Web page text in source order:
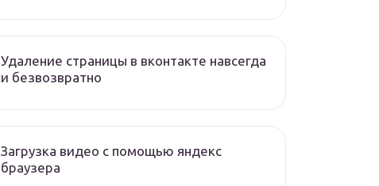
Удаление страницы в вконтакте навсегда
и безвозвратно
Загрузка видео с помощью яндекс
браузера